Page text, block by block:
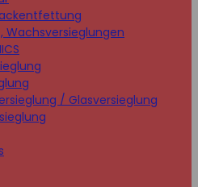
Wachsversieglungen
/ Glasversieglung